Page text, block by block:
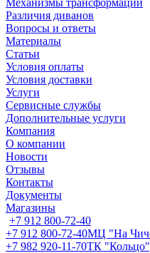
Механизмы трансформации
Различия диванов
Вопросы и ответы
Материалы
Статьи
Условия оплаты
Условия доставки
Услуги
Сервисные службы
Дополнительные услуги
Компания
О компании
Новости
Отзывы
Контакты
Документы
Магазины
+7 912 800-72-40
+7 912 800-72-40МЦ "На
+7 982 920-11-70ТК